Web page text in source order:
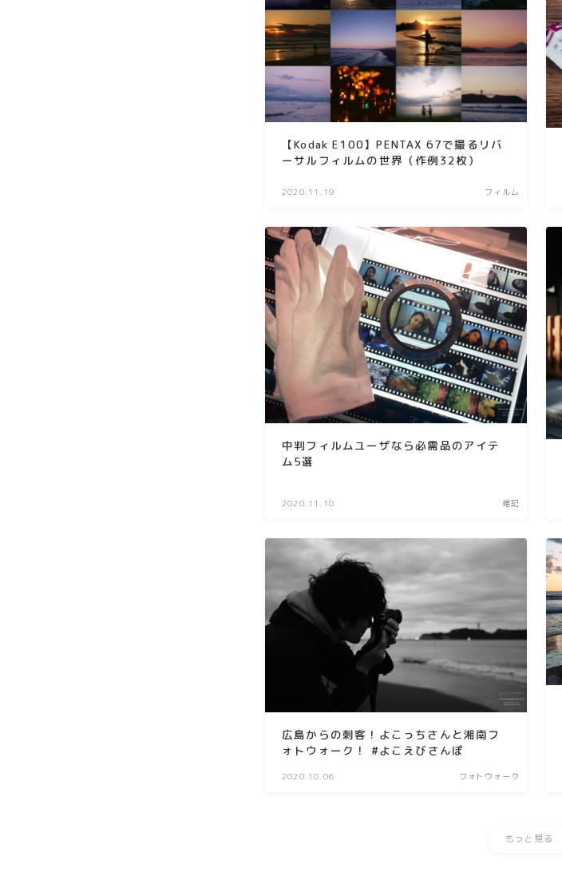
【Kodak E100】PENTAX 67で撮るリバ
ーサルフィルムの世界（作例32枚）
2020.11.19 フィルム
中判フィルムユーザなら必需品のアイテ
ム5選
2020.11.10 雑記
広島からの刺客！よこっちさんと湘南フ
ォトウォーク！ #よこえびさんぽ
2020.10.06 フォトウォーク
もっと見る